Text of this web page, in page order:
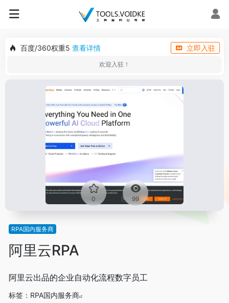
百度/360权重5 查看详情 立即入驻
欢迎入驻！
0 99
RPA国内服务商
阿里云RPA
阿里云出品的企业自动化流程数字员工
标签： RPA国内服务商